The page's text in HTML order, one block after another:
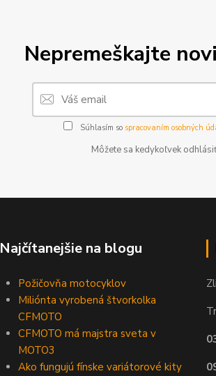
Nepremeškajte
Súhlasím so spracovaním osobných
Môžete sa kedykoľvek
Najčítanejšie na blogu
Požičovňa motocyklov
Miliónta vyrobená štvorkolka
CFMOTO
CFMOTO má majstra sveta v
MOTO3
Ako fungujú fínske variátorové kity